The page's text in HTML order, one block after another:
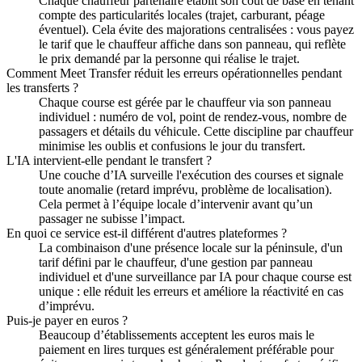
compte des particularités locales (trajet, carburant, péage
éventuel). Cela évite des majorations centralisées : vous payez
le tarif que le chauffeur affiche dans son panneau, qui reflète
le prix demandé par la personne qui réalise le trajet.
Comment Meet Transfer réduit les erreurs opérationnelles pendant
les transferts ?
Chaque course est gérée par le chauffeur via son panneau
individuel : numéro de vol, point de rendez‑vous, nombre de
passagers et détails du véhicule. Cette discipline par chauffeur
minimise les oublis et confusions le jour du transfert.
L'IA intervient‑elle pendant le transfert ?
Une couche d’IA surveille l'exécution des courses et signale
toute anomalie (retard imprévu, problème de localisation).
Cela permet à l’équipe locale d’intervenir avant qu’un
passager ne subisse l’impact.
En quoi ce service est‑il différent d'autres plateformes ?
La combinaison d'une présence locale sur la péninsule, d'un
tarif défini par le chauffeur, d'une gestion par panneau
individuel et d'une surveillance par IA pour chaque course est
unique : elle réduit les erreurs et améliore la réactivité en cas
d’imprévu.
Puis‑je payer en euros ?
Beaucoup d’établissements acceptent les euros mais le
paiement en lires turques est généralement préférable pour